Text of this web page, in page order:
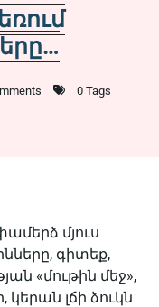
0 Tags
մյուս
գիտեք,
«մութին մեջ»,
լճի ձուկն